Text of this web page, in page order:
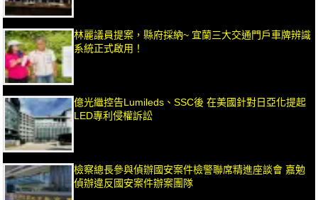
林麗議員提案，縣府採納~ 宜蘭三大交通門戶車牌辨識
系統正式啟用！
億光繼控告Lumileds、SSC後 在美國針對日亞化提起
LED專利侵權訴訟
檢察總長參與偵辦國安案件檢警聯席精進座談會 嘉勉
偵辦違反國安案件辦案團隊